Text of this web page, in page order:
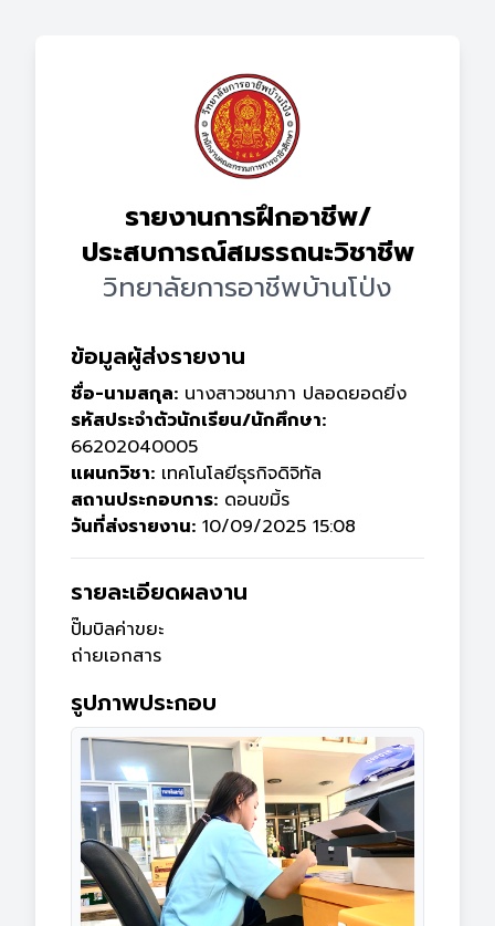
รายงานการฝึกอาชีพ/
ประสบการณ์สมรรถนะวิชาชีพ
วิทยาลัยการอาชีพบ้านโป่ง
ข้อมูลผู้ส่งรายงาน
ชื่อ-นามสกุล: นางสาวชนาภา ปลอดยอดยิ่ง
รหัสประจำตัวนักเรียน/นักศึกษา:
66202040005
แผนกวิชา: เทคโนโลยีธุรกิจดิจิทัล
สถานประกอบการ: ดอนขมิ้ร
วันที่ส่งรายงาน: 10/09/2025 15:08
รายละเอียดผลงาน
ปั๊มบิลค่าขยะ
ถ่ายเอกสาร
รูปภาพประกอบ